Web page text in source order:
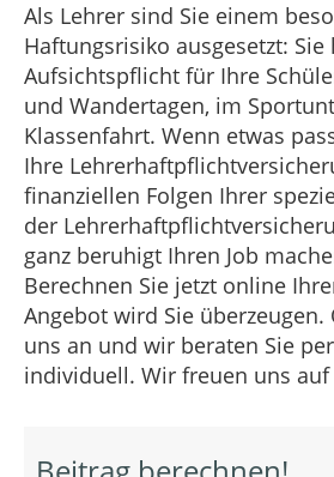
Als Lehrer sind Sie einem
Haftungsrisiko ausgesetzt: Sie
Aufsichtspflicht für Ihre
und Wandertagen, im
Klassenfahrt. Wenn etwas
Ihre
finanziellen Folgen Ihrer
der
ganz beruhigt Ihren Job
Berechnen Sie jetzt online
Angebot wird Sie überzeugen.
uns an und wir beraten Sie
individuell. Wir freuen uns auf